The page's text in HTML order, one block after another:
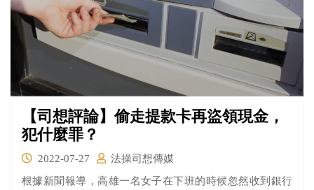
【司想評論】偷走提款卡再盜領現金，
犯什麼罪？
2022-07-27
法操司想傳媒
根據新聞報導，高雄一名女子在下班的時候忽然收到銀行